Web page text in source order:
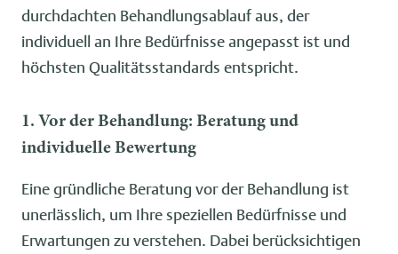
durchdachten Behandlungsablauf aus, der
individuell an Ihre Bedürfnisse angepasst ist und
höchsten Qualitätsstandards entspricht.
1. Vor der Behandlung: Beratung und
individuelle Bewertung
Eine gründliche Beratung vor der Behandlung ist
unerlässlich, um Ihre speziellen Bedürfnisse und
Erwartungen zu verstehen. Dabei berücksichtigen